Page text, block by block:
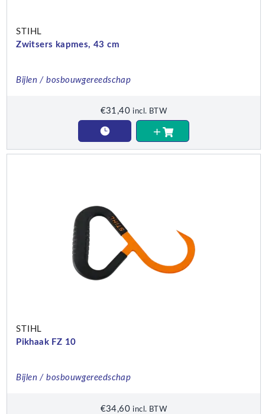
STIHL
Zwitsers kapmes, 43 cm
Bijlen / bosbouwgereedschap
€31,40 incl. BTW
STIHL
Pikhaak FZ 10
Bijlen / bosbouwgereedschap
€34,60 incl. BTW